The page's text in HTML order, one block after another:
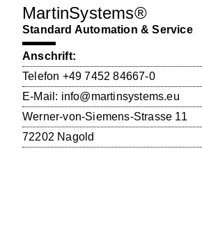
MartinSystems®
Standard Automation & Service
Anschrift:
Telefon +49 7452 84667-0
E-Mail: info@martinsystems.eu
Werner-von-Siemens-Strasse 11
72202 Nagold